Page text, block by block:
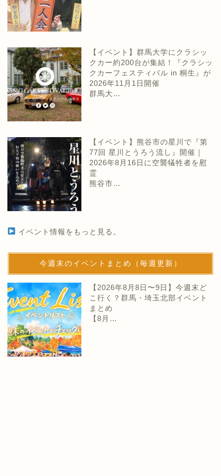
【イベント】群馬大学にクラシッ
クカー約200台が集結！『クラシッ
クカーフェスティバル in 桐生』が
2026年11月1日開催
群馬大…
【イベント】熊谷市の星川で『第
77回 星川とうろう流し』開催｜
2026年8月16日に空襲犠牲者を慰
霊
熊谷市…
イベント情報をもっと見る。
今週末のイベントまとめ（毎週更新）
【2026年8月8日〜9日】今週末ど
こ行く？群馬・埼玉北部イベント
まとめ
【8月…